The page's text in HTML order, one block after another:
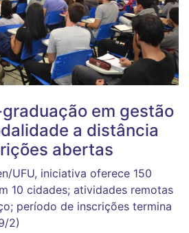
em gestão
a distância
abertas
UFU, iniciativa oferece 150
10 cidades; atividades remotas
período de inscrições termina
2)